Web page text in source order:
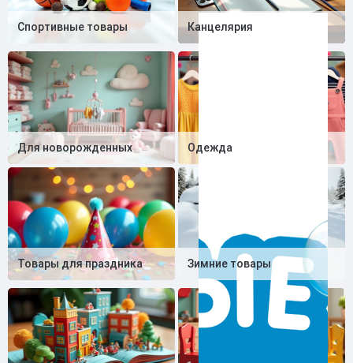
Спортивные товары Канцелярия
Для новорожденных Одежда
Товары для праздника Зимние товары